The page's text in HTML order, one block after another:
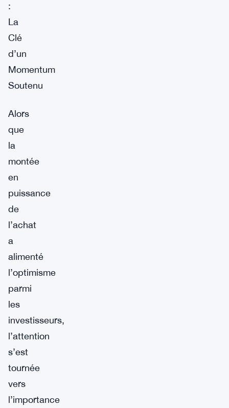
:
La
Clé
d’un
Momentum
Soutenu
Alors
que
la
montée
en
puissance
de
l’achat
a
alimenté
l’optimisme
parmi
les
investisseurs,
l’attention
s’est
tournée
vers
l’importance